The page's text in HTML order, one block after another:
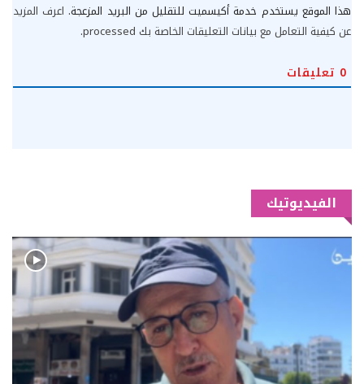
هذا الموقع يستخدم خدمة أكيسميت للتقليل من البريد المزعجة. اعرف المزيد
عن كيفية التعامل مع بيانات التعليقات الخاصة بك processed
.
0 تعليقات
الفيديوتيك